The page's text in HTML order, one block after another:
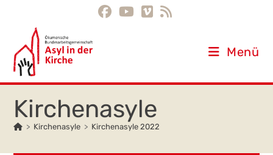
Menü
> Kirchenasyle > Kirchenasyle 2022